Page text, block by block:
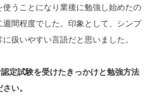
うことになり業後に勉強し始めたの
間程度でした。印象として、シンプ
扱いやすい言語だと思いました。
定試験を受けたきっかけと勉強方法
い。